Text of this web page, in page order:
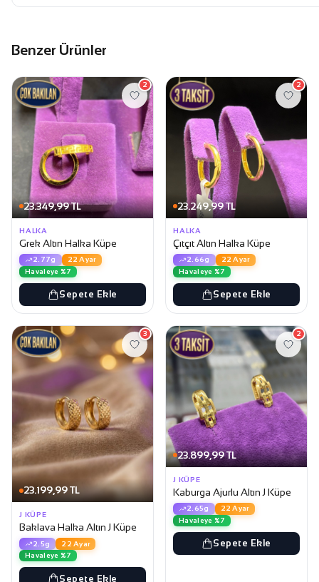
Benzer Ürünler
23.349,99 TL
2
HALKA
Grek Altın Halka Küpe
2.77g
22 Ayar
Havaleye %7
Sepete Ekle
23.249,99 TL
2
HALKA
Çıtçıt Altın Halka Küpe
2.66g
22 Ayar
Havaleye %7
Sepete Ekle
23.199,99 TL
3
J KÜPE
Baklava Halka Altın J Küpe
2.5g
22 Ayar
Havaleye %7
Sepete Ekle
23.899,99 TL
2
J KÜPE
Kaburga Ajurlu Altın J Küpe
2.65g
22 Ayar
Havaleye %7
Sepete Ekle